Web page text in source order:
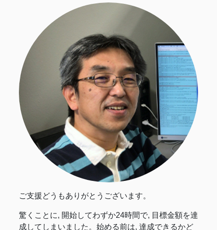
ご支援どうもありがとうございます。
驚くことに, 開始してわずか24時間で, 目標金額を達
成してしまいました。始める前は, 達成できるかど